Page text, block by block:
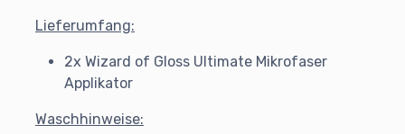
Lieferumfang:
2x Wizard of Gloss Ultimate Mikrofaser
Applikator
Waschhinweise: